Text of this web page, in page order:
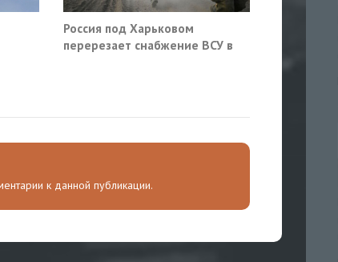
Россия под Харьковом
перерезает снабжение ВСУ в
к данной публикации.